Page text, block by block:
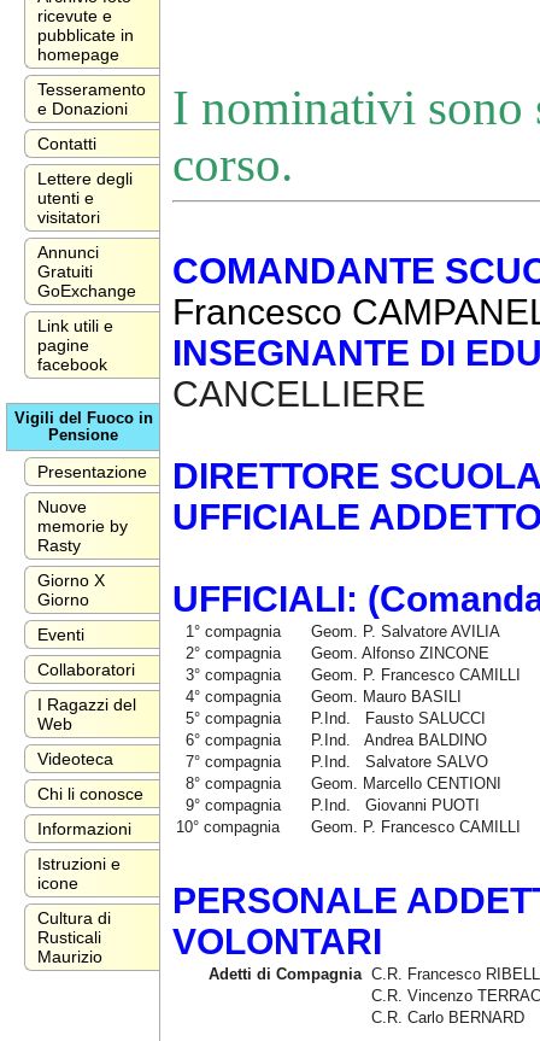
ricevute e
pubblicate in
homepage
Tesseramento
e Donazioni
Contatti
Lettere degli
utenti e
visitatori
Annunci
Gratuiti
GoExchange
Link utili e
pagine
facebook
Vigili del Fuoco in
Pensione
Presentazione
Nuove
memorie by
Rasty
Giorno X
Giorno
Eventi
Collaboratori
I Ragazzi del
Web
Videoteca
Chi li conosce
Informazioni
Istruzioni e
icone
Cultura di
Rusticali
Maurizio
I nominativi sono
corso.
COMANDANTE
Francesco
INSEGNANTE DI
CANCELLIERE
DIRETTORE SCUOLA
UFFICIALE
UFFICIALI:
1° compagnia
Geom. P. Salvatore AVILIA
2° compagnia
Geom. Alfonso ZINCONE
3° compagnia
Geom. P. Francesco CAMILLI
4° compagnia
Geom. Mauro BASILI
5° compagnia
P.Ind. Fausto SALUCCI
6° compagnia
P.Ind. Andrea BALDINO
7° compagnia
P.Ind. Salvatore SALVO
8° compagnia
Geom. Marcello CENTIONI
9° compagnia
P.Ind. Giovanni PUOTI
10° compagnia
Geom. P. Francesco CAMILLI
PERSONALE
VOLONTARI
Adetti di Compagnia C.R. Francesco
C.R. Vincenzo
C.R. Carlo BERNARD